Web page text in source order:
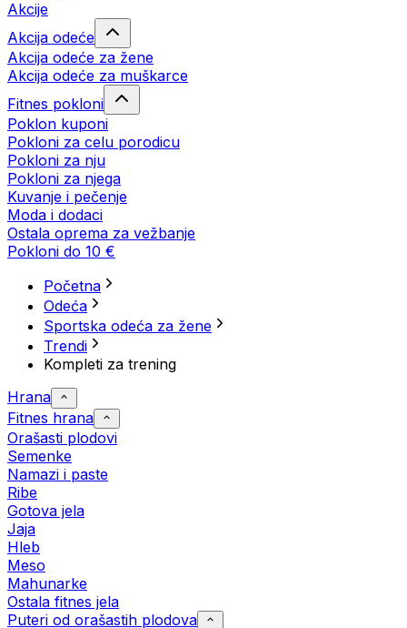
Akcije
Akcija odeće
Akcija odeće za žene
Akcija odeće za muškarce
Fitnes pokloni
Poklon kuponi
Pokloni za celu porodicu
Pokloni za nju
Pokloni za njega
Kuvanje i pečenje
Moda i dodaci
Ostala oprema za vežbanje
Pokloni do 10 €
Početna
Odeća
Sportska odeća za žene
Trendi
Kompleti za trening
Hrana
Fitnes hrana
Orašasti plodovi
Semenke
Namazi i paste
Ribe
Gotova jela
Јаја
Hleb
Meso
Mahunarke
Ostala fitnes jela
Puteri od orašastih plodova